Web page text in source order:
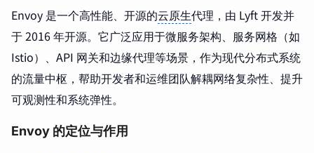
Envoy 是一个高性能、开源的云原生代理，由 Lyft 开发并
于 2016 年开源。它广泛应用于微服务架构、服务网格（如
Istio）、API 网关和边缘代理等场景，作为现代分布式系统
的流量中枢，帮助开发者和运维团队解耦网络复杂性、提升
可观测性和系统弹性。
Envoy 的定位与作用